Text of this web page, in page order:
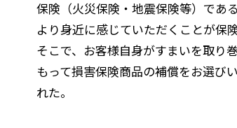
保険（火災保険・地震保険等）であ
より身近に感じていただくことが保
そこで、お客様自身がすまいを取り
もって損害保険商品の補償をお選び
れた。